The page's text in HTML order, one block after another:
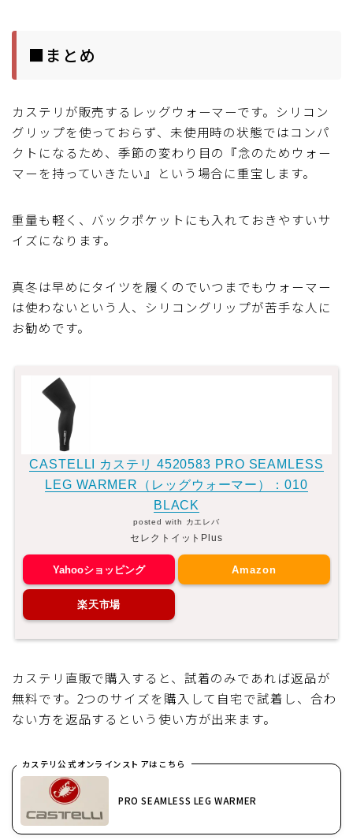
■まとめ
カステリが販売するレッグウォーマーです。シリコン
グリップを使っておらず、未使用時の状態ではコンパ
クトになるため、季節の変わり目の『念のためウォー
マーを持っていきたい』という場合に重宝します。
重量も軽く、バックポケットにも入れておきやすいサ
イズになります。
真冬は早めにタイツを履くのでいつまでもウォーマー
は使わないという人、シリコングリップが苦手な人に
お勧めです。
CASTELLI カステリ 4520583 PRO SEAMLESS
LEG WARMER（レッグウォーマー）：010
BLACK
posted with カエレバ
セレクトイットPlus
Yahooショッピング Amazon
楽天市場
カステリ直販で購入すると、試着のみであれば返品が
無料です。2つのサイズを購入して自宅で試着し、合わ
ない方を返品するという使い方が出来ます。
カステリ公式オンラインストアはこちら
PRO SEAMLESS LEG WARMER